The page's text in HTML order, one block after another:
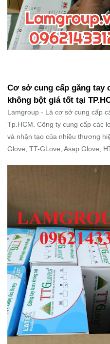
Cơ sở cung cấp găng tay
không bột giá tốt tại
Lamgroup - Là cơ sở cung cấp
Tp.HCM. Công ty cung cấp các
và nhận tạo của nhiều thương
Glove, TT-GLove, Asap Glove,